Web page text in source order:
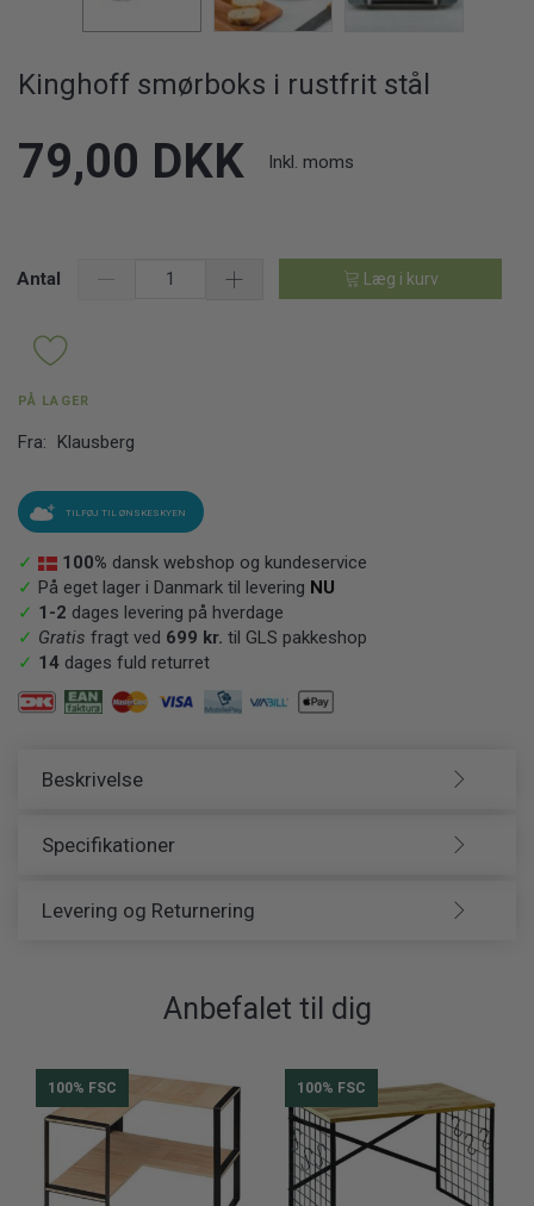
Kinghoff smørboks i rustfrit stål
79,00 DKK Inkl. moms
Antal Læg i kurv
PÅ LAGER
Fra: Klausberg
TILFØJ TIL ØNSKESKYEN
✓ 100% dansk webshop og kundeservice
✓ På eget lager i Danmark til levering NU
✓ 1-2 dages levering på hverdage
✓ Gratis fragt ved 699 kr. til GLS pakkeshop
✓ 14 dages fuld returret
Beskrivelse
Specifikationer
Levering og Returnering
Anbefalet til dig
100% FSC 100% FSC